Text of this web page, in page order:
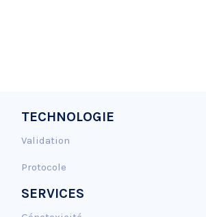
TECHNOLOGIE
Validation
Protocole
SERVICES